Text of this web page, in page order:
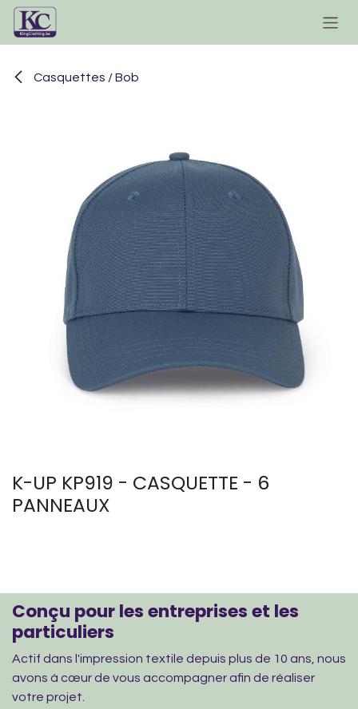
Se rendre au contenu
Casquettes / Bob
K-UP KP919 - CASQUETTE - 6
PANNEAUX
Conçu pour les entreprises et les
particuliers
Actif dans l'impression textile depuis plus de 10 ans, nous
avons à cœur de vous accompagner afin de réaliser
votre projet.